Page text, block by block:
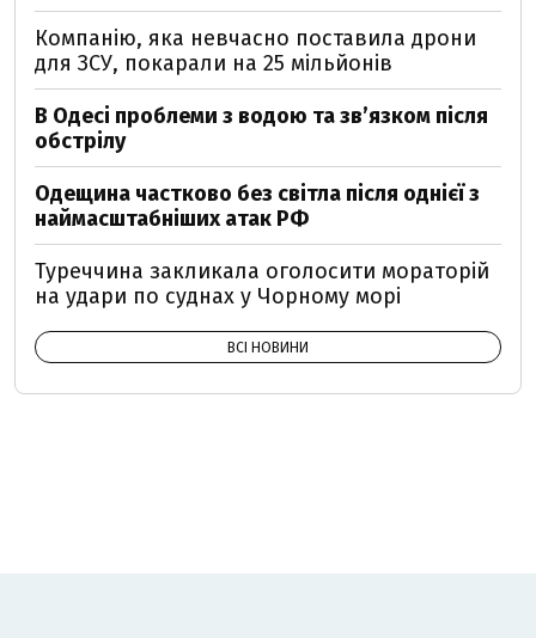
Компанію, яка невчасно поставила дрони
для ЗСУ, покарали на 25 мільйонів
В Одесі проблеми з водою та звʼязком після
обстрілу
Одещина частково без світла після однієї з
наймасштабніших атак РФ
Туреччина закликала оголосити мораторій
на удари по суднах у Чорному морі
ВСІ НОВИНИ